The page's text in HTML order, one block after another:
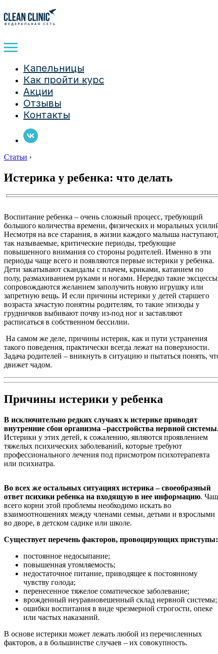
Капельницы
Как пройти курс
Акции
Отзывы
Контакты
Статьи ›
Истерика у ребенка: что делать
Воспитание ребенка – очень сложный процесс, требующий
большого количества времени, физических и моральных
Несмотря на все старания, в жизни каждого малыша наступают,
так называемые, критические периоды, требующие
повышенного внимания со стороны родителей. Именно в эти
периоды чаще всего и появляются первые истерики у ребенка.
Дети закатывают скандалы с плачем, криками, катанием по
полу, размахиванием руками и ногами. Нередко такие эксцессы
сопровождаются желанием заполучить новую игрушку или
запретную вещь. И если причины истерики у детей старшего
возраста зачастую понятны родителям, то такие эпизоды у
грудничков выбивают почву из-под ног и заставляют
расписаться в собственном бессилии.
На самом же деле, причины истерик, как и пути устранения
такого поведения, практически всегда лежат на поверхности.
Задача родителей – вникнуть в ситуацию и пытаться понять,
движет чадом.
Причины истерики у ребенка
В исключительно редких случаях к истерике приводят
внутренние сбои организма –расстройства нервной
Истерики у этих детей, к сожалению, являются проявлением
тяжелых психических заболеваний, которые требуют
профессионального лечения под присмотром психотерапевта
или психиатра.
Во всех же остальных ситуациях истерика – своеобразный
ответ психики ребенка на входящую в нее информацию.
всего корни этой проблемы необходимо искать во
взаимоотношениях между членами семьи, детьми и взрослыми
во дворе, в детском садике или школе.
Существует перечень факторов, провоцирующих приступы:
постоянное недосыпание;
повышенная утомляемость;
недостаточное питание, приводящее к постоянному
чувству голода;
перенесенное тяжелое соматическое заболевание;
врожденный неуравновешенный склад нервной системы;
ошибки воспитания в виде чрезмерной строгости, опеке
или частых наказаний.
В основе истерики может лежать любой из перечисленных
факторов, а в большинстве случаев – их совокупность.